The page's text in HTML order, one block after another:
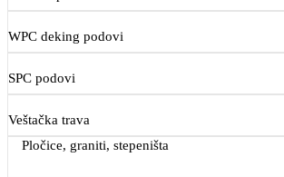
WPC deking podovi
SPC podovi
Veštačka trava
Pločice, graniti, stepeništa